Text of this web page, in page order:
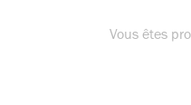
Vous êtes